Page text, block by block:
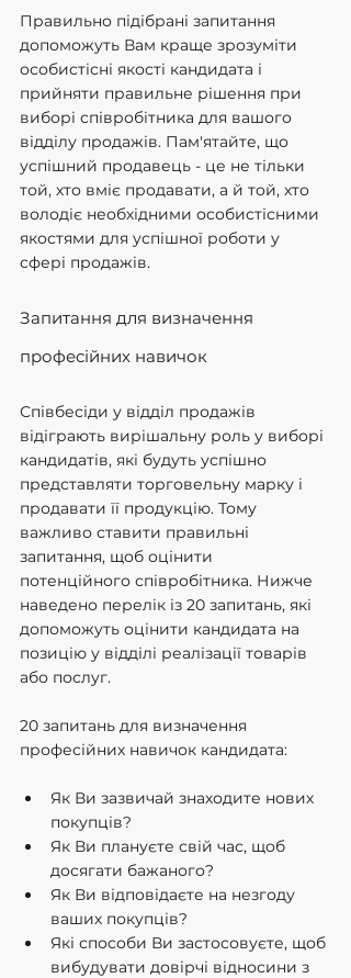
Правильно підібрані запитання
допоможуть Вам краще зрозуміти
особистісні якості кандидата і
прийняти правильне рішення при
виборі співробітника для вашого
відділу продажів. Пам'ятайте, що
успішний продавець - це не тільки
той, хто вміє продавати, а й той, хто
володіє необхідними особистісними
якостями для успішної роботи у
сфері продажів.
Запитання для визначення
професійних навичок
Співбесіди у відділ продажів
відіграють вирішальну роль у виборі
кандидатів, які будуть успішно
представляти торговельну марку і
продавати її продукцію. Тому
важливо ставити правильні
запитання, щоб оцінити
потенційного співробітника. Нижче
наведено перелік із 20 запитань, які
допоможуть оцінити кандидата на
позицію у відділі реалізації товарів
або послуг.
20 запитань для визначення
професійних навичок кандидата:
Як Ви зазвичай знаходите нових
покупців?
Як Ви плануєте свій час, щоб
досягати бажаного?
Як Ви відповідаєте на незгоду
ваших покупців?
Які способи Ви застосовуєте, щоб
вибудувати довірчі відносини з